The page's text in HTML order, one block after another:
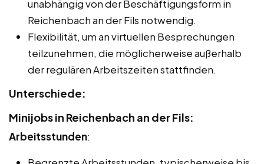
unabhängig von der Beschäftigungsform in
Reichenbach an der Fils notwendig.
Flexibilität, um an virtuellen Besprechungen
teilzunehmen, die möglicherweise außerhalb
der regulären Arbeitszeiten stattfinden.
Unterschiede:
Minijobs in Reichenbach an der Fils:
Arbeitsstunden: